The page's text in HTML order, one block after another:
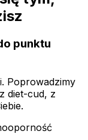
punktu
Poprowadzimy
diet-cud, z